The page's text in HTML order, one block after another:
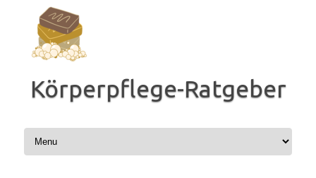
Inhalt
springen
Körperpflege-Ratgeber